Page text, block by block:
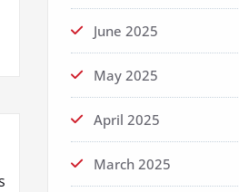
June 2025
May 2025
April 2025
March 2025